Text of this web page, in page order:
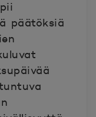
päätöksiä